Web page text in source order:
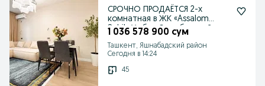
СРОЧНО ПРОДАЁТСЯ 2-х
комнатная в ЖК «Assalom
Sohil» Уз бум Яшнабадский
1 036 578 900 сум
Ташкент, Яшнабадский район
Сегодня в 14:24
45